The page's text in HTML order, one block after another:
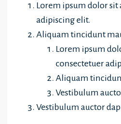
Lorem ipsum dolor sit
adipiscing elit.
Aliquam tincidunt
Lorem ipsum
consectetuer
Aliquam
Vestibulum
Vestibulum auctor